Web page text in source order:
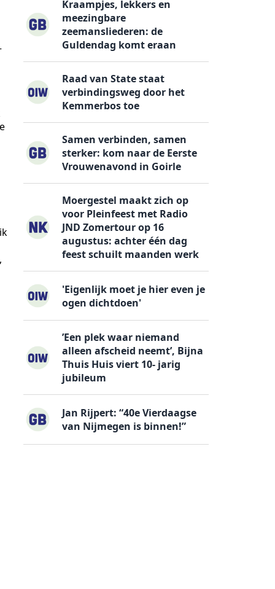
Kraampjes, lekkers en
meezingbare
zeemansliederen: de
Guldendag komt eraan
Raad van State staat
verbindingsweg door het
Kemmerbos toe
Samen verbinden, samen
sterker: kom naar de Eerste
Vrouwenavond in Goirle
Moergestel maakt zich op
voor Pleinfeest met Radio
JND Zomertour op 16
augustus: achter één dag
feest schuilt maanden werk
'Eigenlijk moet je hier even je
ogen dichtdoen'
’Een plek waar niemand
alleen afscheid neemt’, Bijna
Thuis Huis viert 10- jarig
jubileum
Jan Rijpert: “40e Vierdaagse
van Nijmegen is binnen!”